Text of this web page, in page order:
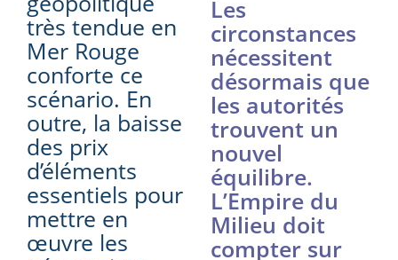
très tendue en
Mer Rouge
conforte ce
scénario. En
outre, la baisse
des prix
d’éléments
essentiels pour
mettre en
œuvre les
Les
circonstances
nécessitent
désormais que
les autorités
trouvent un
nouvel
équilibre.
L’Empire du
Milieu doit
compter sur